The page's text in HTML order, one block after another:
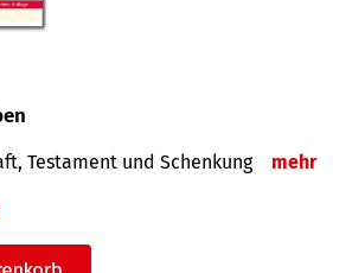
Testament und Schenkung mehr